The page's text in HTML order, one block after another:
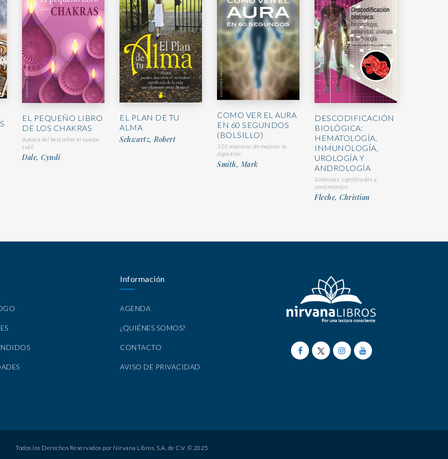
EL PEQUEÑO LIBRO
DE LOS CHAKRAS
Autora del bestseller el cuerpo
sutil
Dale, Cyndi
EL PLAN DE TU
ALMA
Schwartz, Robert
COMO VER EL AURA
EN 60 SEGUNDOS
(BOLSILLO)
101 maneras de mejorar la
digestión
Smith, Mark
DESCODIFICACIÓN
BIOLÓGICA:
HEMATOLOGÍA,
INMUNOLOGÍA,
UROLOGÍA Y
ANDROLOGÍA
Síntomas, significados y
sentimientos
Fleche, Christian
Información
AGENDA
¿QUIÉNES SOMOS?
CONTACTO
AVISO DE PRIVACIDAD
Todos los Derechos Reservados por Nirvana Libros, S.A. de C.V. © 2025